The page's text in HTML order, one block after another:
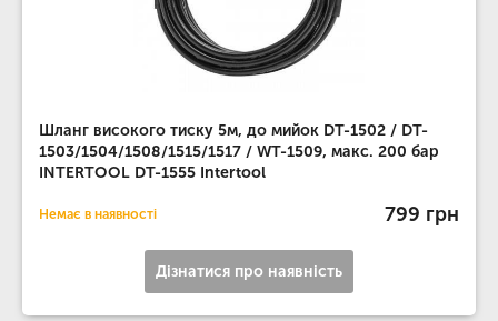
Шланг високого тиску 5м, до мийок DT-1502 / DT-
1503/1504/1508/1515/1517 / WT-1509, макс. 200 бар
INTERTOOL DT-1555 Intertool
Немає в наявності 799 грн
Дізнатися про наявність